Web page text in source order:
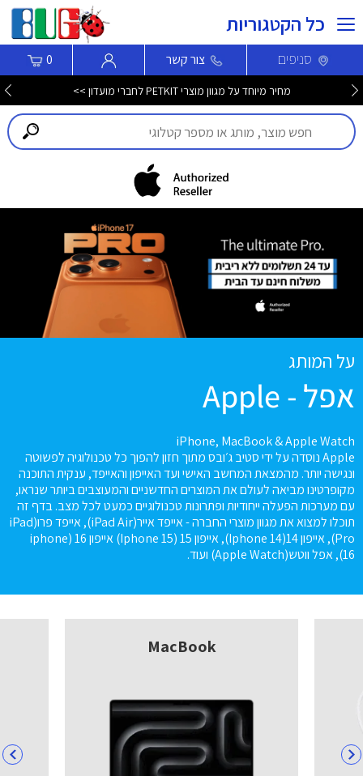
כל הקטגוריות
סניפים צור קשר 0
מחיר מיוחד על מגוון מוצרי PETKIT לחברי מועדון >>
על המותג
אפל - Apple
iPhone, MacBook & Apple Watch
Apple נוסדה על ידי סטיב ג׳ובס מתוך חזון להפוך כל טכנולוגיה לפשוטה
ונגישה יותר. מהמצאת המחשב האישי ועד האייפון והאייפד, ענקית התוכנה
מקופרטינו מביאה לעולם את המוצרים החדשניים והמעוצבים ביותר שנראו,
עם מערכות הפעלה ייחודיות ופתרונות טכנולוגיים כמעט לכל מצב. בדף זה
תוכלו למצוא את מגוון מוצרי החברה - אייפד אייר(iPad Air), אייפד פרו(iPad
Pro), אייפון 14(Iphone 14), אייפון 15 (Iphone 15) אייפון 16 (iphone
16), אפל ווטש(Apple Watch) ועוד.
MacBook